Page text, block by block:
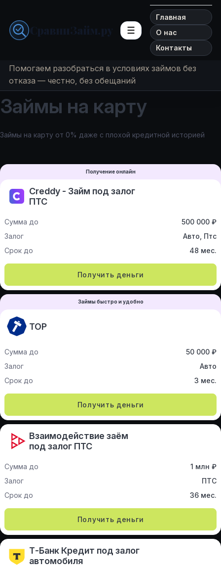
СравниЗайм.ру ☰
Главная
О нас
Контакты
Помогаем разобраться в условиях займов без
отказа — честно, без обещаний
Займы на карту
Займы на карту от 0% даже с плохой кредитной историей
Получение онлайн
Creddy - Займ под залог
ПТС
Сумма до
500 000 ₽
Залог
Авто, Птс
Срок до
48 мес.
Получить деньги
Займы быстро и удобно
ТОР
Сумма до
50 000 ₽
Залог
Авто
Срок до
3 мес.
Получить деньги
Взаимодействие заём
под залог ПТС
Сумма до
1 млн ₽
Залог
ПТС
Срок до
36 мес.
Получить деньги
Т-Банк Кредит под залог
автомобиля